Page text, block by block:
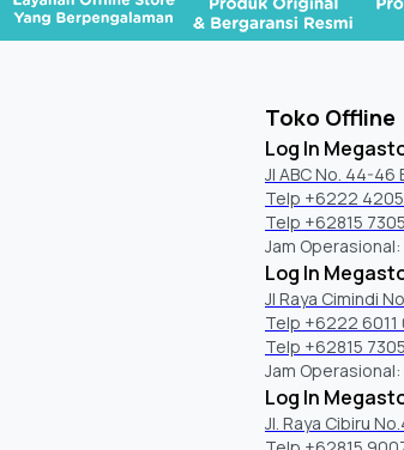
Toko Offline
Log In
Jl ABC No. 44-46
Telp +6222
Telp +62815
Jam
Log In
Jl Raya Cimindi
Telp +6222 6011
Telp +62815
Jam
Log In
Jl. Raya Cibiru